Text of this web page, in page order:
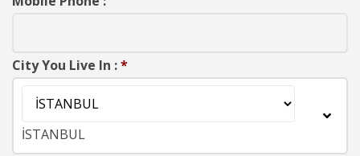
City You Live In :*
İSTANBUL